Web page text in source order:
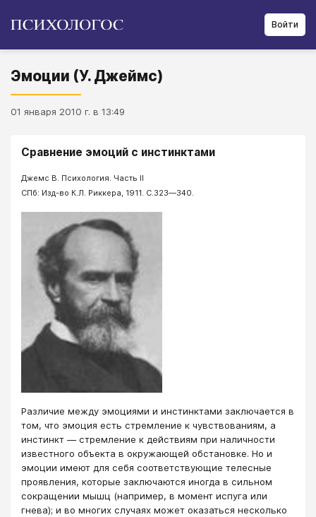
Войти
Эмоции (У. Джеймс)
01 января 2010 г. в 13:49
Сравнение эмоций с инстинктами
Джемс В. Психология. Часть II
СПб: Изд-во К.Л. Риккера, 1911. С.323—340.
Различие между эмоциями и инстинктами заключается в
том, что эмоция есть стремление к чувствованиям, а
инстинкт — стремление к действиям при наличности
известного объекта в окружающей обстановке. Но и
эмоции имеют для себя соответствующие телесные
проявления, которые заключаются иногда в сильном
сокращении мышц (например, в момент испуга или
гнева); и во многих случаях может оказаться несколько